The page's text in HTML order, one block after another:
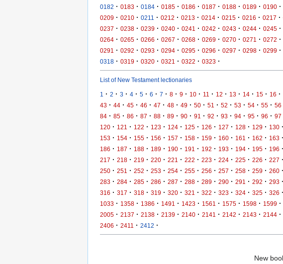
0182 · 0183 · 0184 · 0185 · 0186 · 0187 · 0188 · 0189 · 0190 ·
0209 · 0210 · 0211 · 0212 · 0213 · 0214 · 0215 · 0216 · 0217 ·
0237 · 0238 · 0239 · 0240 · 0241 · 0242 · 0243 · 0244 · 0245 ·
0264 · 0265 · 0266 · 0267 · 0268 · 0269 · 0270 · 0271 · 0272 ·
0291 · 0292 · 0293 · 0294 · 0295 · 0296 · 0297 · 0298 · 0299 ·
0318 · 0319 · 0320 · 0321 · 0322 · 0323 ·
List of New Testament lectionaries
1 · 2 · 3 · 4 · 5 · 6 · 7 · 8 · 9 · 10 · 11 · 12 · 13 · 14 · 15 · 16 ·
43 · 44 · 45 · 46 · 47 · 48 · 49 · 50 · 51 · 52 · 53 · 54 · 55 · 56
84 · 85 · 86 · 87 · 88 · 89 · 90 · 91 · 92 · 93 · 94 · 95 · 96 · 97
120 · 121 · 122 · 123 · 124 · 125 · 126 · 127 · 128 · 129 · 130 ·
153 · 154 · 155 · 156 · 157 · 158 · 159 · 160 · 161 · 162 · 163 ·
186 · 187 · 188 · 189 · 190 · 191 · 192 · 193 · 194 · 195 · 196 ·
217 · 218 · 219 · 220 · 221 · 222 · 223 · 224 · 225 · 226 · 227 ·
250 · 251 · 252 · 253 · 254 · 255 · 256 · 257 · 258 · 259 · 260 ·
283 · 284 · 285 · 286 · 287 · 288 · 289 · 290 · 291 · 292 · 293 ·
316 · 317 · 318 · 319 · 320 · 321 · 322 · 323 · 324 · 325 · 326 ·
1033 · 1358 · 1386 · 1491 · 1423 · 1561 · 1575 · 1598 · 1599 ·
2005 · 2137 · 2138 · 2139 · 2140 · 2141 · 2142 · 2143 · 2144 ·
2406 · 2411 · 2412 ·
New